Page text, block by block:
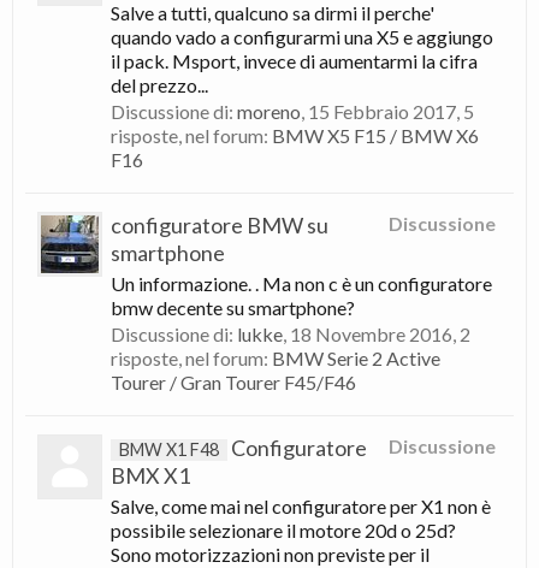
Salve a tutti, qualcuno sa dirmi il perche'
quando vado a configurarmi una X5 e aggiungo
il pack. Msport, invece di aumentarmi la cifra
del prezzo...
Discussione di: moreno, 15 Febbraio 2017, 5
risposte, nel forum: BMW X5 F15 / BMW X6
F16
Discussione
configuratore BMW su
smartphone
Un informazione. . Ma non c è un configuratore
bmw decente su smartphone?
Discussione di: lukke, 18 Novembre 2016, 2
risposte, nel forum: BMW Serie 2 Active
Tourer / Gran Tourer F45/F46
Discussione
BMW X1 F48
Configuratore
BMX X1
Salve, come mai nel configuratore per X1 non è
possibile selezionare il motore 20d o 25d?
Sono motorizzazioni non previste per il